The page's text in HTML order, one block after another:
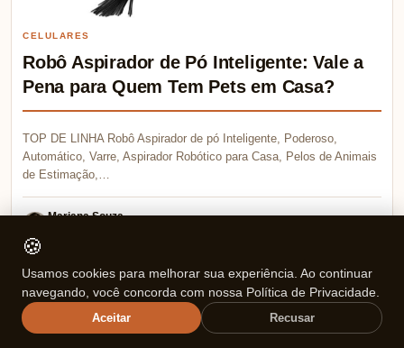
CELULARES
Robô Aspirador de Pó Inteligente: Vale a
Pena para Quem Tem Pets em Casa?
TOP DE LINHA Robô Aspirador de pó Inteligente, Poderoso,
Automático, Varre, Aspirador Robótico para Casa, Pelos de Animais
de Estimação,…
Mariana Souza
Somos participantes do Programa de Associados da
Amazon e podemos receber comissão pelas compras
🍪
Usamos cookies para melhorar sua experiência. Ao continuar
navegando, você concorda com nossa Política de Privacidade.
Aceitar Recusar